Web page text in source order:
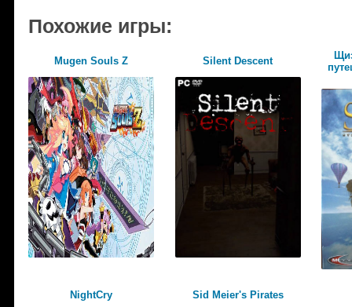
Похожие игры:
Mugen Souls Z Silent Descent
NightCry Sid Meier's Pirates